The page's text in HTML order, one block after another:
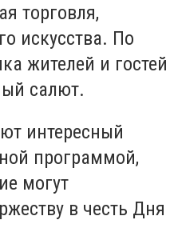
торговля,
искусства. По
жителей и гостей
салют.
интересный
программой,
могут
в честь Дня